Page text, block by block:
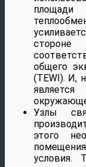
общего
(TEWI). И,
Узлы
этого
условия.